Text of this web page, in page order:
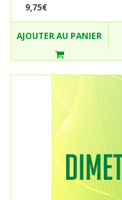
9,75€
AJOUTER AU PANIER